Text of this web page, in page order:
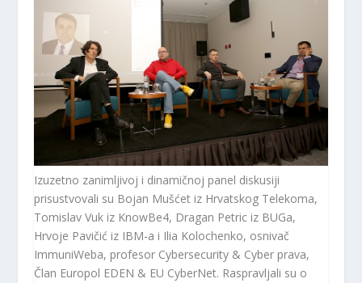
Izuzetno zanimljivoj i dinamičnoj panel diskusiji
prisustvovali su Bojan Mušćet iz Hrvatskog Telekoma,
Tomislav Vuk iz KnowBe4, Dragan Petric iz BUGa,
Hrvoje Pavičić iz IBM-a i Ilia Kolochenko, osnivač
ImmuniWeba, profesor Cybersecurity & Cyber ​​prava,
Član Europol EDEN & EU CyberNet. Raspravljali su o